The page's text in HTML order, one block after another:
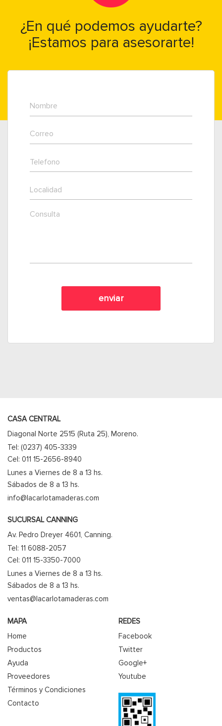
¿En qué podemos ayudarte?
¡Estamos para asesorarte!
CASA CENTRAL
Diagonal Norte 2515 (Ruta 25), Moreno.
Tel: (0237) 405-3339
Cel: 011 15-2656-8940
Lunes a Viernes de 8 a 13 hs.
Sábados de 8 a 13 hs.
info@lacarlotamaderas.com
SUCURSAL CANNING
Av. Pedro Dreyer 4601, Canning.
Tel: 11 6088-2057
Cel: 011 15-3350-7000
Lunes a Viernes de 8 a 13 hs.
Sábados de 8 a 13 hs.
ventas@lacarlotamaderas.com
MAPA
Home
Productos
Ayuda
Proveedores
Términos y Condiciones
Contacto
REDES
Facebook
Twitter
Google+
Youtube